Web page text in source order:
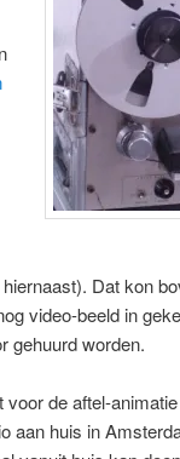
Dat kon
video-beeld in
gehuurd worden.
de aftel-
aan huis in